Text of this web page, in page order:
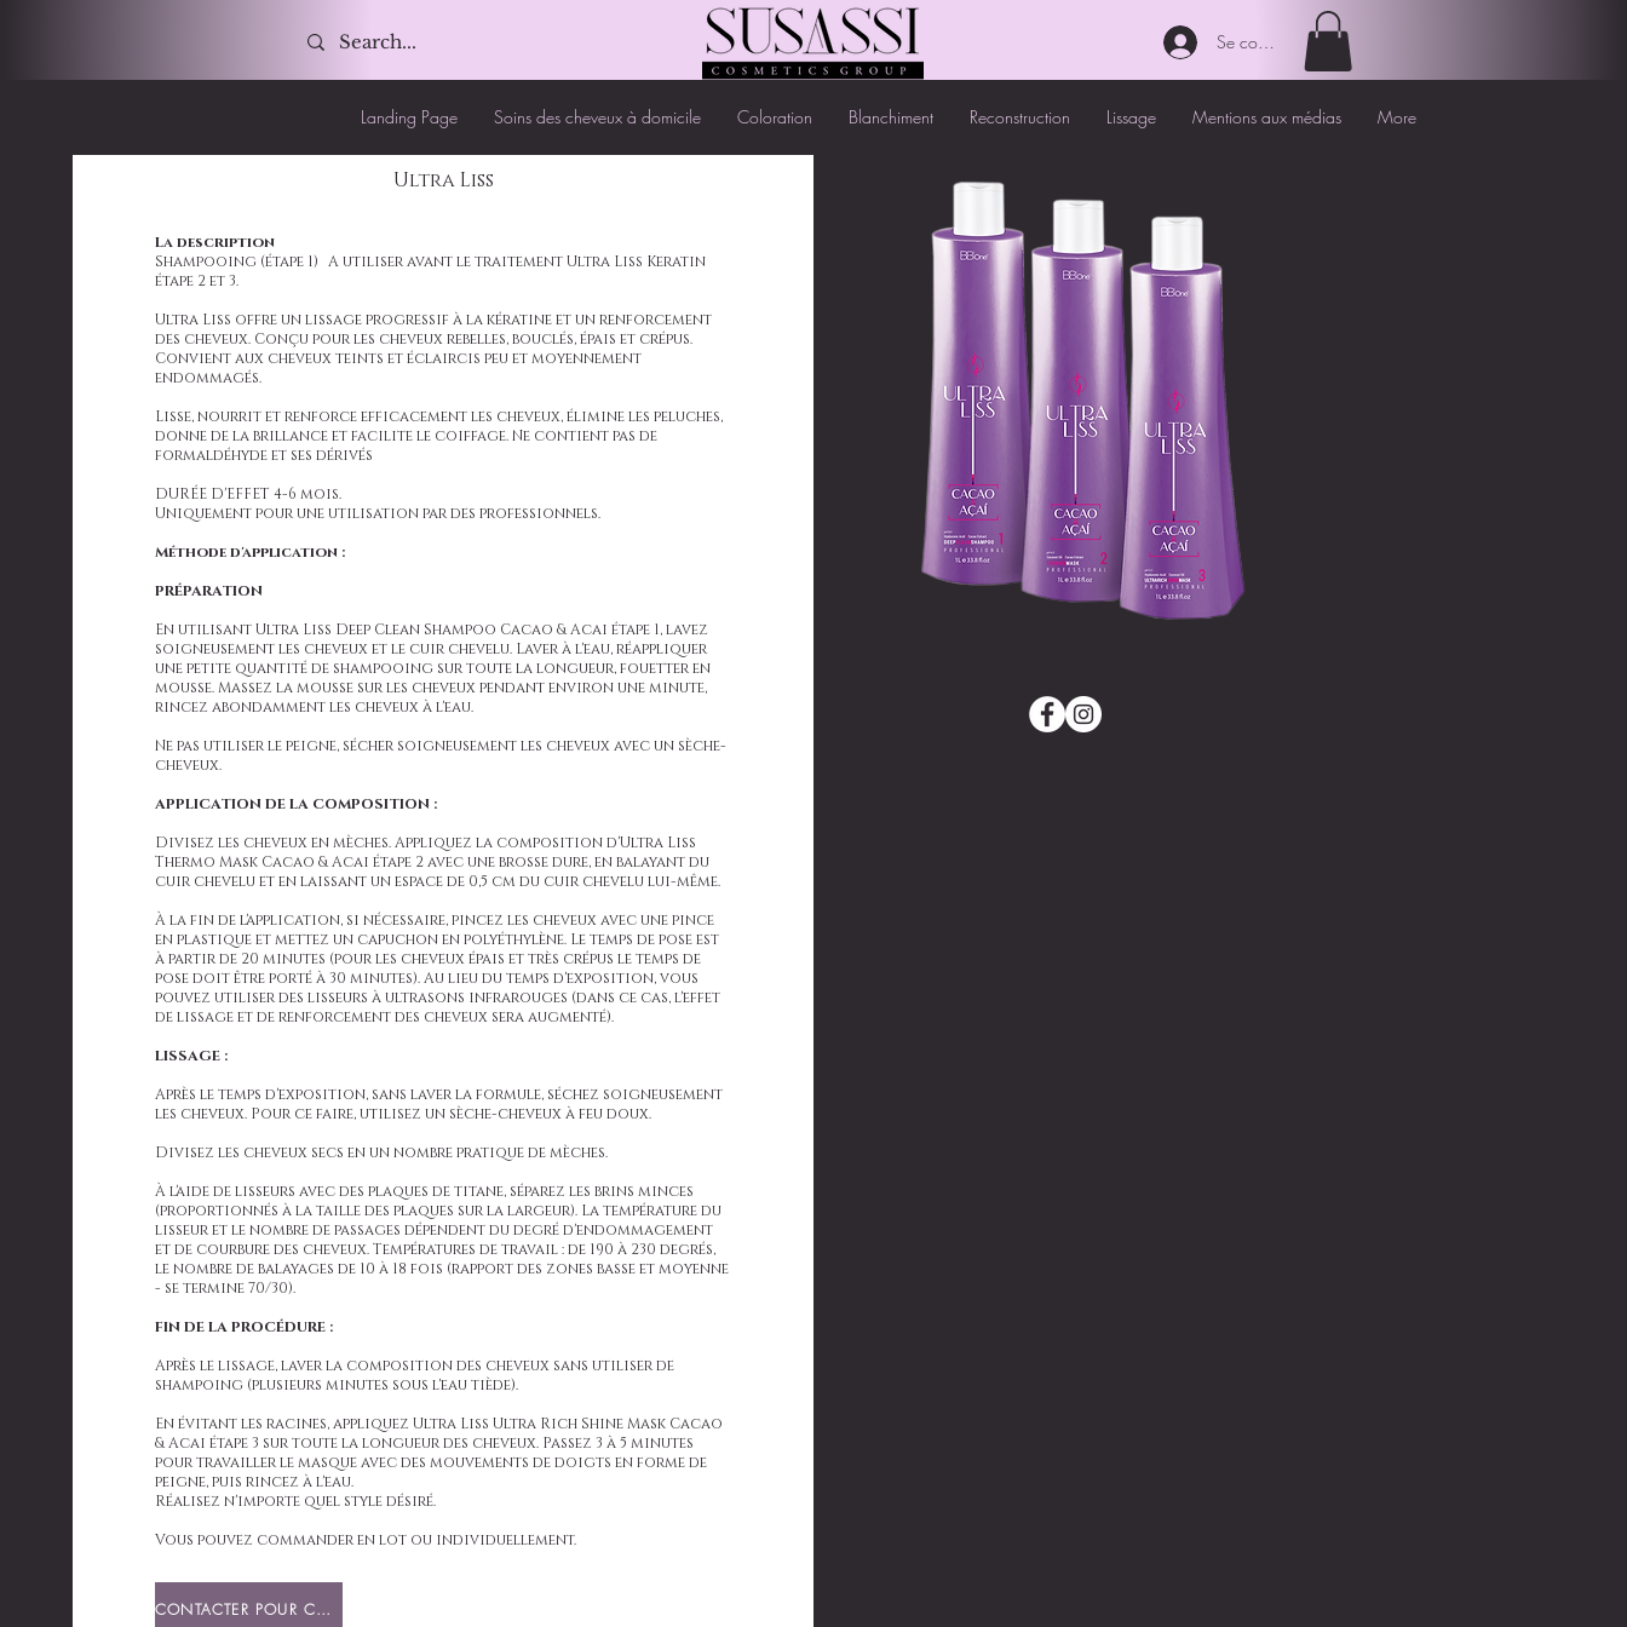
Se connecter
Landing Page Soins des cheveux à domicile Coloration Blanchiment Reconstruction Lissage Mentions aux médias More
Ultra Liss
La description
Shampooing (étape 1) A utiliser avant le traitement Ultra Liss Keratin
étape 2 et 3.
Ultra Liss offre un lissage progressif à la kératine et un renforcement
des cheveux. Conçu pour les cheveux rebelles, bouclés, épais et crépus.
Convient aux cheveux teints et éclaircis peu et moyennement
endommagés.
Lisse, nourrit et renforce efficacement les cheveux, élimine les peluches,
donne de la brillance et facilite le coiffage. Ne contient pas de
formaldéhyde et ses dérivés
DURÉE D'EFFET 4-6 mois.
Uniquement pour une utilisation par des professionnels.
Méthode d'application :
PRÉPARATION
En utilisant Ultra Liss Deep Clean Shampoo Cacao & Acai étape 1, lavez
soigneusement les cheveux et le cuir chevelu. Laver à l'eau, réappliquer
une petite quantité de shampooing sur toute la longueur, fouetter en
mousse. Massez la mousse sur les cheveux pendant environ une minute,
rincez abondamment les cheveux à l'eau.
Ne pas utiliser le peigne, sécher soigneusement les cheveux avec un sèche-
cheveux.
APPLICATION DE LA COMPOSITION :
Divisez les cheveux en mèches. Appliquez la composition d'Ultra Liss
Thermo Mask Cacao & Acai étape 2 avec une brosse dure, en balayant du
cuir chevelu et en laissant un espace de 0,5 cm du cuir chevelu lui-même.
À la fin de l'application, si nécessaire, pincez les cheveux avec une pince
en plastique et mettez un capuchon en polyéthylène. Le temps de pose est
à partir de 20 minutes (pour les cheveux épais et très crépus le temps de
pose doit être porté à 30 minutes). Au lieu du temps d'exposition, vous
pouvez utiliser des lisseurs à ultrasons infrarouges (dans ce cas, l'effet
de lissage et de renforcement des cheveux sera augmenté).
LISSAGE :
Après le temps d'exposition, sans laver la formule, séchez soigneusement
les cheveux. Pour ce faire, utilisez un sèche-cheveux à feu doux.
Divisez les cheveux secs en un nombre pratique de mèches.
À l'aide de lisseurs avec des plaques de titane, séparez les brins minces
(proportionnés à la taille des plaques sur la largeur). La température du
lisseur et le nombre de passages dépendent du degré d'endommagement
et de courbure des cheveux. Températures de travail : de 190 à 230 degrés,
le nombre de balayages de 10 à 18 fois (rapport des zones basse et moyenne
- se termine 70/30).
FIN DE LA PROCÉDURE :
Après le lissage, laver la composition des cheveux sans utiliser de
shampoing (plusieurs minutes sous l'eau tiède).
En évitant les racines, appliquez Ultra Liss Ultra Rich Shine Mask Cacao
& Acai étape 3 sur toute la longueur des cheveux. Passez 3 à 5 minutes
pour travailler le masque avec des mouvements de doigts en forme de
peigne, puis rincez à l'eau.
Réalisez n'importe quel style désiré.
Vous pouvez commander en lot ou individuellement.
CONTACTER POUR COMMANDER